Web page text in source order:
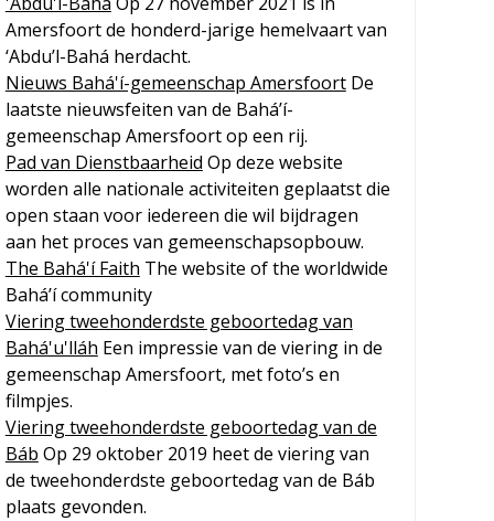
Amersfoort de honderd-jarige hemelvaart van
‘Abdu’l-Bahá herdacht.
Nieuws Bahá'í-gemeenschap AmersfoortDe
laatste nieuwsfeiten van de Bahá’í-
gemeenschap Amersfoort op een rij.
Pad van Dienstbaarheid Op deze website
worden alle nationale activiteiten geplaatst die
open staan voor iedereen die wil bijdragen
aan het proces van gemeenschapsopbouw.
The Bahá'í Faith The website of the worldwide
Bahá’í community
Viering tweehonderdste geboortedag van
Bahá'u'lláh Een impressie van de viering in de
gemeenschap Amersfoort, met foto’s en
filmpjes.
Viering tweehonderdste geboortedag van de
Báb Op 29 oktober 2019 heet de viering van
de tweehonderdste geboortedag van de Báb
plaats gevonden.